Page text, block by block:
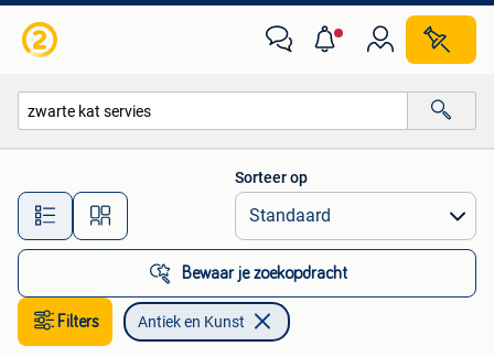
Alle afstanden…
Sorteer op
Bewaar je zoekopdracht
Filters Antiek en Kunst